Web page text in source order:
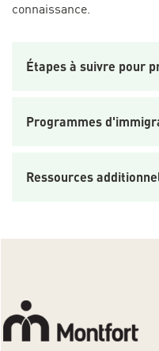
connaissance.
Étapes à suivre pour
Programmes
Ressources